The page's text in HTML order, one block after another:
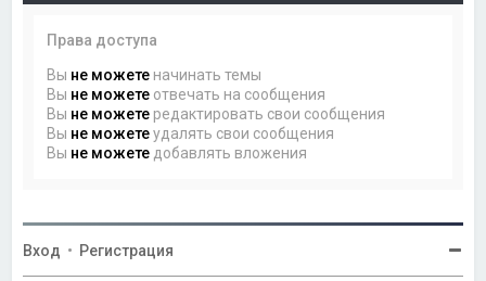
Права доступа
Вы не можете начинать темы
Вы не можете отвечать на сообщения
Вы не можете редактировать свои сообщения
Вы не можетеудалять свои сообщения
Вы не можете добавлять вложения
Вход • Регистрация